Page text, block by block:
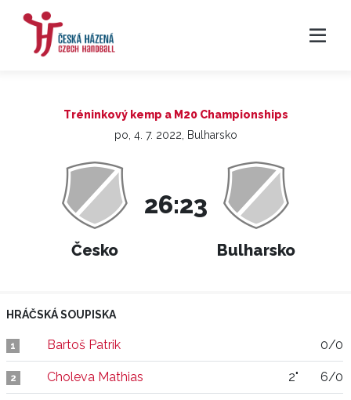
Tréninkový kemp a M20 Championships
po, 4. 7. 2022, Bulharsko
Česko
26:23
Bulharsko
HRÁČSKÁ SOUPISKA
1 Bartoš Patrik 0/0
2 Choleva Mathias 2" 6/0